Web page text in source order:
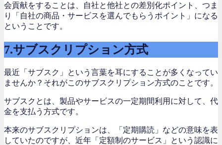
会貢献をすることは、自社と他社との差別化ポイント、つま
り「自社の商品・サービスを選んでもらうポイント」になる
ということです。
7.サブスクリプション方式
最近「サブスク」という言葉を耳にすることが多くなってい
ませんか？それがこのサブスクリプション方式のことです。
サブスクとは、製品やサービスの一定期間利用に対して、代
金を支払う方式です。
本来のサブスクリプションは、「定期購読」などの意味を表
していたのですが、近年「定額制のサービス」という認識に